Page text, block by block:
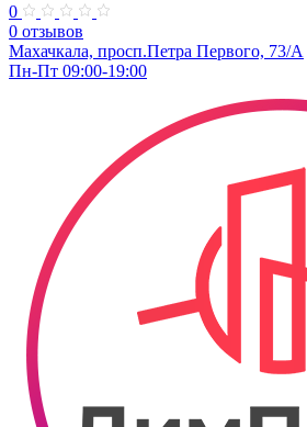
0
0 отзывов
Махачкала, ​просп.Петра Первого, 73/А
Пн-Пт 09:00-19:00